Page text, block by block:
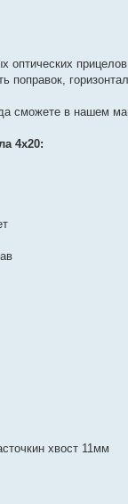
оптических
поправок,
сможете в нашем
4х20:
хвост 11мм